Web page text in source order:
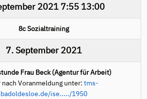
2021 7:55 13:00
8c Sozialtraining
7. September 2021
Frau Beck (Agentur für Arbeit)
nach Voranmeldung unter: tms-
badoldesloe.de/ise...../1950